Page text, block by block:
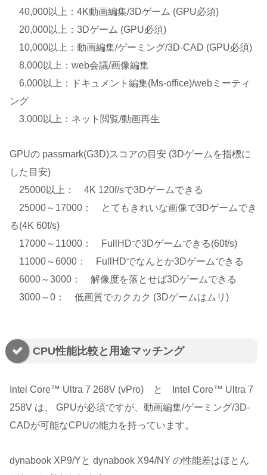
40,000以上：4K動画編集/3Dゲーム (GPU必須)
20,000以上：3Dゲーム (GPU必須)
10,000以上：動画編集/ゲーミング/3D-CAD (GPU必須)
8,000以上：web会議/画像編集
6,000以上：ドキュメント編集(Ms-office)/webミーティ
ング
3,000以上：ネット閲覧/動画再生
GPUの passmark(G3D)スコアの目安 (3Dゲームを指標に
した目安)
25000以上： 4K 120f/sで3Dゲームできる
25000～17000： とてもきれいな画像で3Dゲームでき
る(4K 60f/s)
17000～11000： FullHDで3Dゲームできる(60f/s)
11000～6000： FullHDでなんとか3Dゲームできる
6000～3000： 解像度を落とせば3Dゲームできる
3000～0： 低画質でカクカク (3Dゲームはムリ)
CPU性能比較と用途マッチング
Intel Core™ Ultra 7 268V (vPro) と Intel Core™ Ultra 7
258V は、 GPUが必須ですが、動画編集/ゲーミング/3D-
CADが可能なCPUの能力を持っています。
dynabook XP9/Yと dynabook X94/NY の性能差はほとん